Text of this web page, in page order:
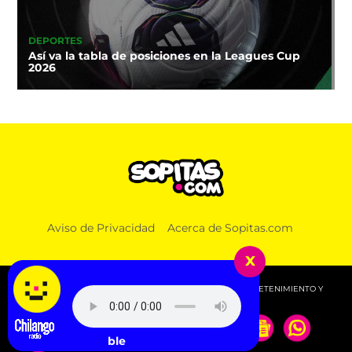
DEPORTES
Así va la tabla de posiciones en la Leagues Cup
2026
Checa si te toca: La UNAM revela los puntajes
Aviso de Privacidad Acerca de Sopitas.com
© 2026 SOPITAS.COM - MÚSICA, NOTICIAS, DEPORTES, ENTRETENIMIENTO Y
MÁS!.
x
Pole. - Inalcanzable